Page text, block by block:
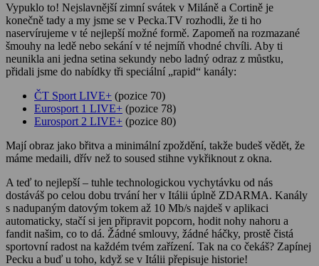
Vypuklo to! Nejslavnější zimní svátek v Miláně a Cortině je
konečně tady a my jsme se v Pecka.TV rozhodli, že ti ho
naservírujeme v té nejlepší možné formě. Zapomeň na rozmazané
šmouhy na ledě nebo sekání v té nejmíň vhodné chvíli. Aby ti
neunikla ani jedna setina sekundy nebo ladný odraz z můstku,
přidali jsme do nabídky tři speciální „rapid“ kanály:
ČT Sport LIVE+ (pozice 70)
Eurosport 1 LIVE+ (pozice 78)
Eurosport 2 LIVE+ (pozice 80)
Mají obraz jako břitva a minimální zpoždění, takže budeš vědět, že
máme medaili, dřív než to soused stihne vykřiknout z okna.
A teď to nejlepší – tuhle technologickou vychytávku od nás
dostáváš po celou dobu trvání her v Itálii úplně ZDARMA. Kanály
s nadupaným datovým tokem až 10 Mb/s najdeš v aplikaci
automaticky, stačí si jen připravit popcorn, hodit nohy nahoru a
fandit našim, co to dá. Žádné smlouvy, žádné háčky, prostě čistá
sportovní radost na každém tvém zařízení. Tak na co čekáš? Zapínej
Pecku a buď u toho, když se v Itálii přepisuje historie!